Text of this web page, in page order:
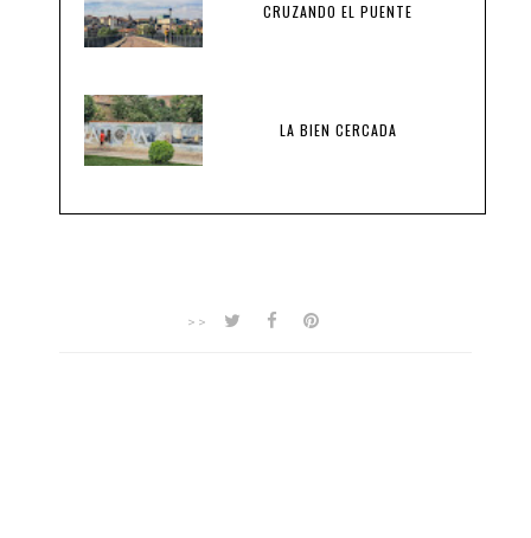
CRUZANDO EL PUENTE
LA BIEN CERCADA
>>